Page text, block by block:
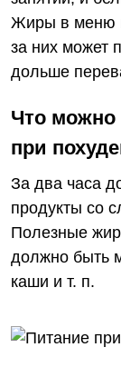
Жиры в меню
за них может
дольше
Что можно
при
За два часа
продукты со
Полезные
должно быть
каши и т. п.